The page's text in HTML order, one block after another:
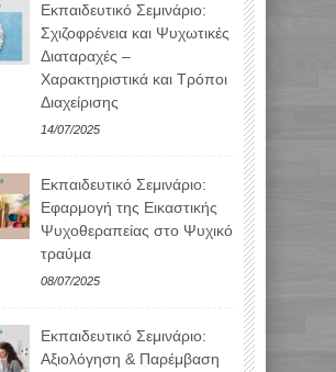
Εκπαιδευτικό Σεμινάριο:
Σχιζοφρένεια και Ψυχωτικές
Διαταραχές –
Χαρακτηριστικά και Τρόποι
Διαχείρισης
14/07/2025
Εκπαιδευτικό Σεμινάριο:
Εφαρμογή της Εικαστικής
Ψυχοθεραπείας στο Ψυχικό
τραύμα
08/07/2025
Εκπαιδευτικό Σεμινάριο:
Αξιολόγηση & Παρέμβαση